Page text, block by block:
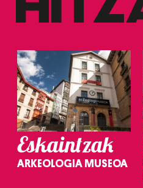
Eskaintzak
ARKEOLOGIA MUSEOA